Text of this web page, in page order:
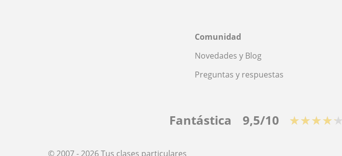
Comunidad
Novedades y Blog
Preguntas y respuestas
Fantástica 9,5/10 ★★★★★
© 2007 - 2026 Tus clases particulares